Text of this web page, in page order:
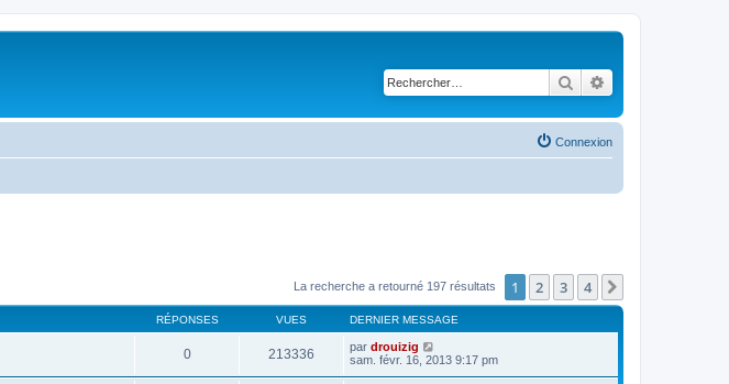
Rechercher
Connexion
La recherche a retourné 197 résultats 1 2 3 4
RÉPONSES VUES DERNIER MESSAGE
0 213336 par drouizig
sam. févr. 16, 2013 9:17 pm